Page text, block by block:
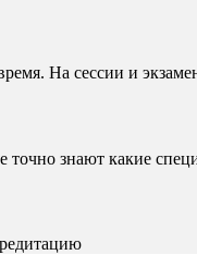
На сессии и
точно знают какие